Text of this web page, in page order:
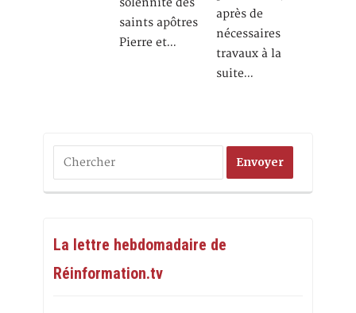
solennité des
saints apôtres
Pierre et…
après de
nécessaires
travaux à la
suite…
La lettre hebdomadaire de
Réinformation.tv